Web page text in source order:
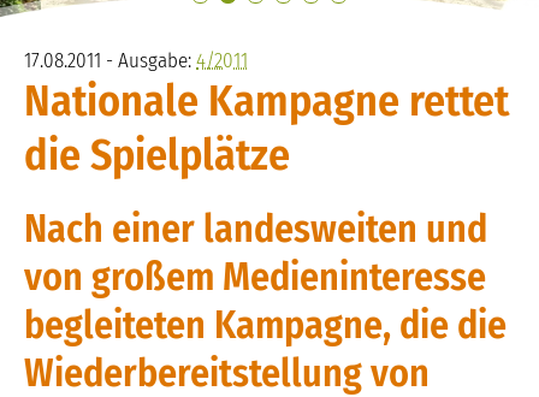
17.08.2011 - Ausgabe:4/2011
Nationale Kampagne rettet
die Spielplätze
Nach einer landesweiten und
von großem Medieninteresse
begleiteten Kampagne, die die
Wiederbereitstellung von